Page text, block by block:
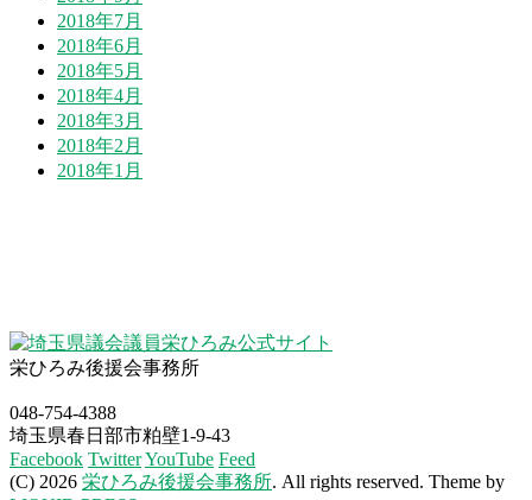
2018年7月
2018年6月
2018年5月
2018年4月
2018年3月
2018年2月
2018年1月
栄ひろみ後援会事務所
048-754-4388
埼玉県春日部市粕壁1-9-43
Facebook TwitterYouTube Feed
(C) 2026 栄ひろみ後援会事務所. All rights reserved. Theme by